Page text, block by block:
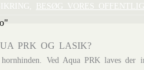
BESØG VORES
PRK OG LASIK?
Ved Aqua PRK laves der